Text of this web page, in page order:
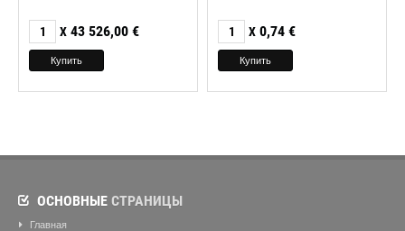
X 43 526,00 € X 0,74 €
ОСНОВНЫЕ СТРАНИЦЫ
Главная